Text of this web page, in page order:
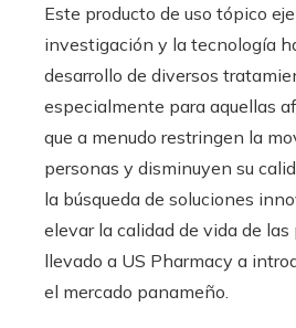
Este producto de uso tópico
investigación y la tecnología
desarrollo de diversos
especialmente para aquellas
que a menudo restringen la
personas y disminuyen su
la búsqueda de soluciones
elevar la calidad de vida de
llevado a US Pharmacy a
el mercado panameño.